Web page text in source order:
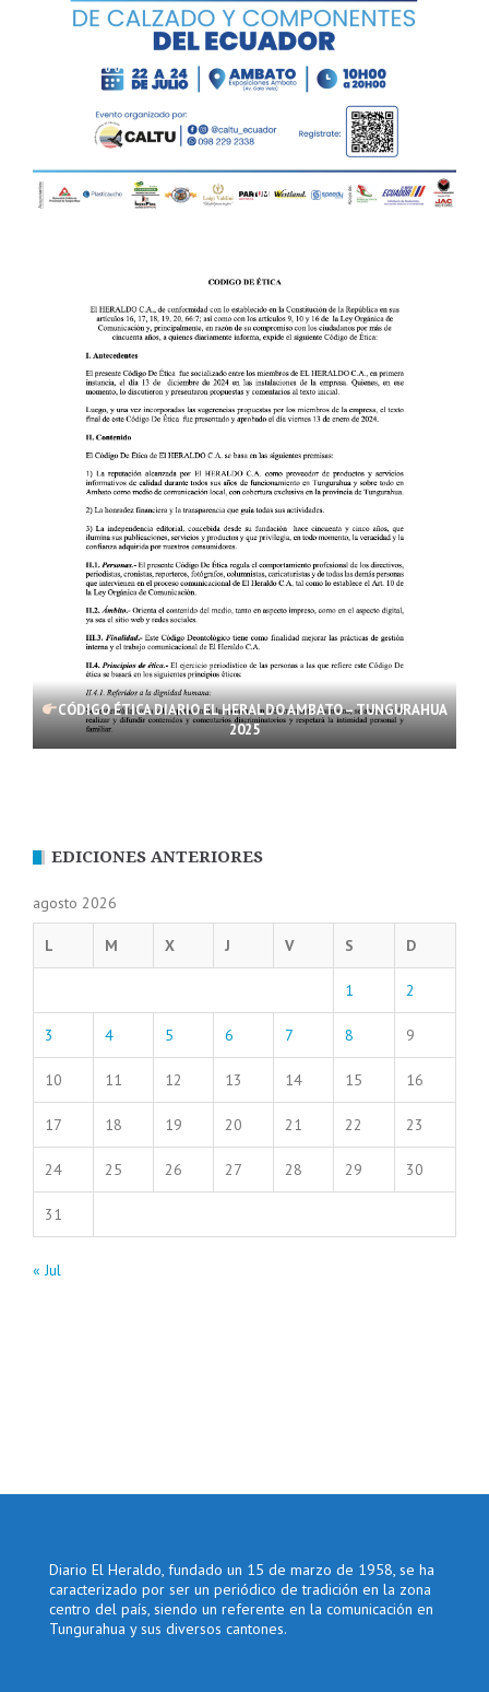
CÓDIGO ÉTICA DIARIO EL HERALDO AMBATO – TUNGURAHUA
2025
EDICIONES ANTERIORES
agosto 2026
L M X J V S D
1 2
3 4 5 6 7 8 9
10 11 12 13 14 15 16
17 18 19 20 21 22 23
24 25 26 27 28 29 30
31
« Jul
Diario El Heraldo, fundado un 15 de marzo de 1958, se ha
caracterizado por ser un periódico de tradición en la zona
centro del país, siendo un referente en la comunicación en
Tungurahua y sus diversos cantones.